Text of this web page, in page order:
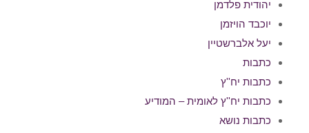
יהודית פלדמן
יוכבד הויזמן
יעל אלברשטיין
כתבות
כתבות יח''ץ
כתבות יח''ץ לאומית – המודיע
כתבות נושא